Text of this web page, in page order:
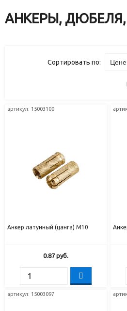
+375 29 564-00-00
АНКЕРЫ,
Сортировать по:
артикул: 15003100
Анкер латунный (цанга) М10
0.87руб.
артикул: 15003097